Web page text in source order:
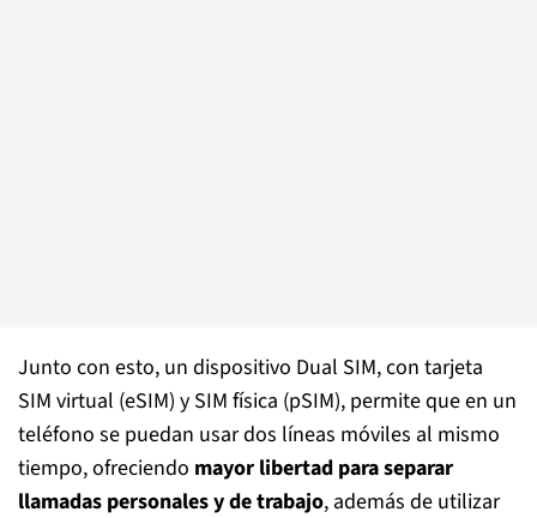
Junto con esto, un dispositivo Dual SIM, con tarjeta
SIM virtual (eSIM) y SIM física (pSIM), permite que en un
teléfono se puedan usar dos líneas móviles al mismo
tiempo, ofreciendo mayor libertad para separar
llamadas personales y de trabajo, además de utilizar